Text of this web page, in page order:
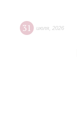
31 июля 2026